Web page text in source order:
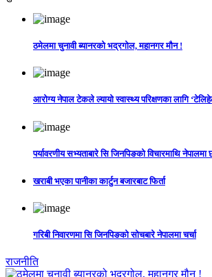
ठमेलमा चुनावी ब्यानरको भद्रगोल, महानगर मौन !
आरोग्य नेपाल टेकले ल्यायो स्वास्थ्य परिक्षणका लागि
पर्यावरणीय सभ्यताबारे सि जिनपिङको विचारमाथि
खराबी भएका पानीका कार्टुन बजारबाट फिर्ता
गरिबी निवारणमा सि जिनपिङको सोचबारे नेपालमा चर्चा
राजनीति